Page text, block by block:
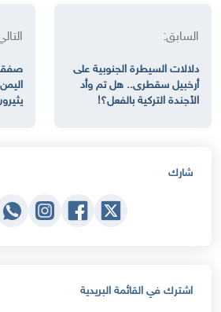
السابق:
دلالات السيطرة الجنوبية على
أرخبيل سقطرى.. هل تم وأد
الأجندة التركية بالفعل؟!
شارك
اشترك في القائمة البريدية